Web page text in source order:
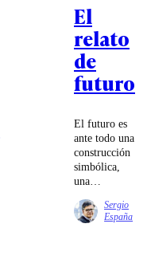
El
relato
de
futuro
El futuro es
ante todo una
construcción
simbólica,
una
de
expectativas,
Sergio
España